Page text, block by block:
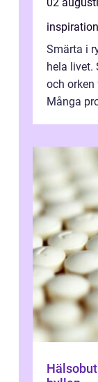
inspiration
Smärta i
hela livet.
och
Många
Hälsobutik mer än bara